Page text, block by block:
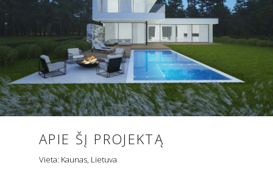
APIE ŠĮ PROJEKTĄ
Vieta: Kaunas, Lietuva